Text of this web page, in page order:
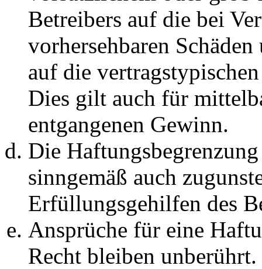
Betreibers auf die bei
vorhersehbaren
auf die
Dies gilt auch für
entgangenen Gewinn.
Die
sinngemäß auch
Erfüllungsgehilfen des
Ansprüche für eine
Recht bleiben unberührt.